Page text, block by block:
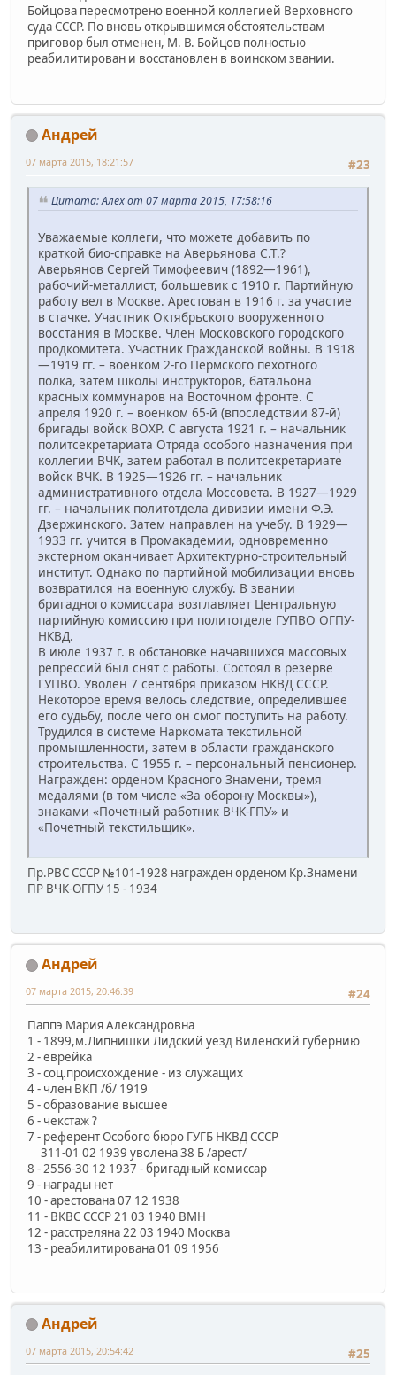
Бойцова пересмотрено военной коллегией Верховного
суда СССР. По вновь открывшимся обстоятельствам
приговор был отменен, М. В. Бойцов полностью
реабилитирован и восстановлен в воинском звании.
Андрей
#23
07 марта 2015, 18:21:57
Цитата: Алех от 07 марта 2015, 17:58:16
Уважаемые коллеги, что можете добавить по
краткой био-справке на Аверьянова С.Т.?
Аверьянов Сергей Тимофеевич (1892—1961),
рабочий-металлист, большевик с 1910 г. Партийную
работу вел в Москве. Арестован в 1916 г. за участие
в стачке. Участник Октябрьского вооруженного
восстания в Москве. Член Московского городского
продкомитета. Участник Гражданской войны. В 1918
—1919 гг. – военком 2-го Пермского пехотного
полка, затем школы инструкторов, батальона
красных коммунаров на Восточном фронте. С
апреля 1920 г. – военком 65-й (впоследствии 87-й)
бригады войск ВОХР. С августа 1921 г. – начальник
политсекретариата Отряда особого назначения при
коллегии ВЧК, затем работал в политсекретариате
войск ВЧК. В 1925—1926 гг. – начальник
административного отдела Моссовета. В 1927—1929
гг. – начальник политотдела дивизии имени Ф.Э.
Дзержинского. Затем направлен на учебу. В 1929—
1933 гг. учится в Промакадемии, одновременно
экстерном оканчивает Архитектурно-строительный
институт. Однако по партийной мобилизации вновь
возвратился на военную службу. В звании
бригадного комиссара возглавляет Центральную
партийную комиссию при политотделе ГУПВО ОГПУ-
НКВД.
В июле 1937 г. в обстановке начавшихся массовых
репрессий был снят с работы. Состоял в резерве
ГУПВО. Уволен 7 сентября приказом НКВД СССР.
Некоторое время велось следствие, определившее
его судьбу, после чего он смог поступить на работу.
Трудился в системе Наркомата текстильной
промышленности, затем в области гражданского
строительства. С 1955 г. – персональный пенсионер.
Награжден: орденом Красного Знамени, тремя
медалями (в том числе «За оборону Москвы»),
знаками «Почетный работник ВЧК-ГПУ» и
«Почетный текстильщик».
Пр.РВС СССР №101-1928 награжден орденом Кр.Знамени
ПР ВЧК-ОГПУ 15 - 1934
Андрей
#24
07 марта 2015, 20:46:39
Паппэ Мария Александровна
1 - 1899,м.Липнишки Лидский уезд Виленский губернию
2 - еврейка
3 - соц.происхождение - из служащих
4 - член ВКП /б/ 1919
5 - образование высшее
6 - чекстаж ?
7 - референт Особого бюро ГУГБ НКВД СССР
311-01 02 1939 уволена 38 Б /арест/
8 - 2556-30 12 1937 - бригадный комиссар
9 - награды нет
10 - арестована 07 12 1938
11 - ВКВС СССР 21 03 1940 ВМН
12 - расстреляна 22 03 1940 Москва
13 - реабилитирована 01 09 1956
Андрей
#25
07 марта 2015, 20:54:42